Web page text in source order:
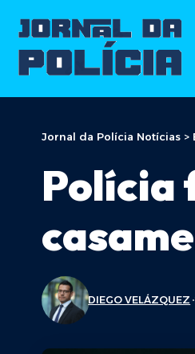
Jornal da Polícia Notícias >
Polícia
DIEGO VELÁZQUEZ